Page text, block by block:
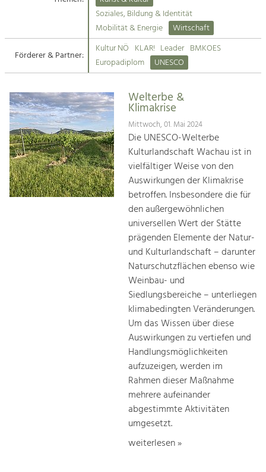
Suche
Impressum
Kontakt
Angebotsentwicklung und
Handwerk, Wissenschaft und Forschung.
Soziales, Bildung &
Identität
Gleichberechtigung, Jugend und
Integration
Mobilität & Energie
Klimawandel, öffentlicher Verkehr und
Steigerung regionaler Wertschöpfung
Soziales, Bildung & Identität
Mobilität & Energie
Wirtschaft
Förderer & Partner:
Kultur NÖ KLAR! Leader BMKOES
Europadiplom
UNESCO
Welterbe &
Klimakrise
Mittwoch, 01. Mai 2024
Die UNESCO-Welterbe
Kulturlandschaft Wachau ist in
vielfältiger Weise von den
Auswirkungen der Klimakrise
betroffen. Insbesondere die für
den außergewöhnlichen
universellen Wert der Stätte
prägenden Elemente der Natur-
und Kulturlandschaft – darunter
Naturschutzflächen ebenso wie
Weinbau- und
Siedlungsbereiche – unterliegen
klimabedingten Veränderungen.
Um das Wissen über diese
Auswirkungen zu vertiefen und
Handlungsmöglichkeiten
aufzuzeigen, werden im
Rahmen dieser Maßnahme
mehrere aufeinander
abgestimmte Aktivitäten
umgesetzt.
weiterlesen »